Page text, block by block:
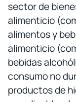
sector de
alimenticio
alimentos y
alimenticio
bebidas
consumo no
productos de